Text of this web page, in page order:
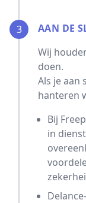
3
AAN DE
Wij
doen.
Als je aan
hanteren
Bij
in